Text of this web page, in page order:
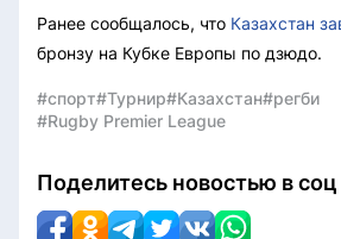
Ранее сообщалось, что Казахстан
бронзу на Кубке Европы по дзюдо.
#спорт#Турнир#Казахстан#регби
#Rugby Premier League
Поделитесь новостью в соц